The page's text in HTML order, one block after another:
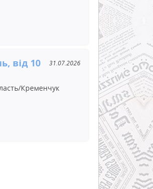
від 10
31.07.2026
Кременчук